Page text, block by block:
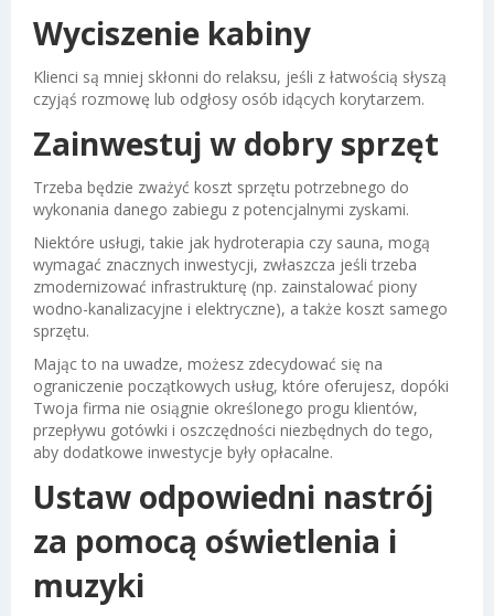
Wyciszenie kabiny
Klienci są mniej skłonni do relaksu, jeśli z łatwością słyszą
czyjąś rozmowę lub odgłosy osób idących korytarzem.
Zainwestuj w dobry sprzęt
Trzeba będzie zważyć koszt sprzętu potrzebnego do
wykonania danego zabiegu z potencjalnymi zyskami.
Niektóre usługi, takie jak hydroterapia czy sauna, mogą
wymagać znacznych inwestycji, zwłaszcza jeśli trzeba
zmodernizować infrastrukturę (np. zainstalować piony
wodno-kanalizacyjne i elektryczne), a także koszt samego
sprzętu.
Mając to na uwadze, możesz zdecydować się na
ograniczenie początkowych usług, które oferujesz, dopóki
Twoja firma nie osiągnie określonego progu klientów,
przepływu gotówki i oszczędności niezbędnych do tego,
aby dodatkowe inwestycje były opłacalne.
Ustaw odpowiedni nastrój
za pomocą oświetlenia i
muzyki